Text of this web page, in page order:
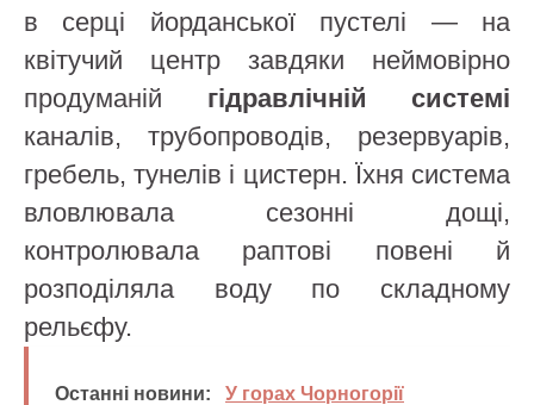
в серці йорданської пустелі — на
квітучий центр завдяки неймовірно
продуманій гідравлічній системі
каналів, трубопроводів, резервуарів,
гребель, тунелів і цистерн. Їхня система
вловлювала сезонні дощі,
контролювала раптові повені й
розподіляла воду по складному
рельєфу.
Останні новини:
У горах Чорногорії